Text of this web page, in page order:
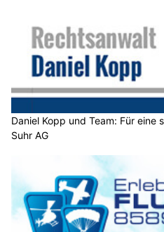
Daniel Kopp und Team: Für
Suhr AG